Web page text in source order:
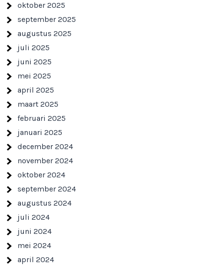
oktober 2025
september 2025
augustus 2025
juli 2025
juni 2025
mei 2025
april 2025
maart 2025
februari 2025
januari 2025
december 2024
november 2024
oktober 2024
september 2024
augustus 2024
juli 2024
juni 2024
mei 2024
april 2024